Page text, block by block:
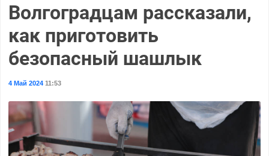
Волгоградцам рассказали,
как приготовить
безопасный шашлык
4 Май 202411:53